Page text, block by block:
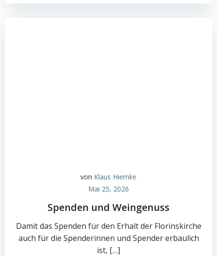
von Klaus Hiemke
Mai 25, 2026
Spenden und Weingenuss
Damit das Spenden für den Erhalt der Florinskirche
auch für die Spenderinnen und Spender erbaulich
ist, […]